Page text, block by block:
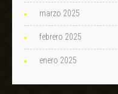
marzo 2025
febrero 2025
enero 2025